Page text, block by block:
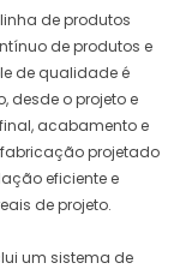
de produtos
de produtos e
de qualidade é
desde o projeto e
acabamento e
projetado
eficiente e
de projeto.
um sistema de